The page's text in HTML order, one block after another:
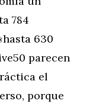
784
630
parecen
el
porque